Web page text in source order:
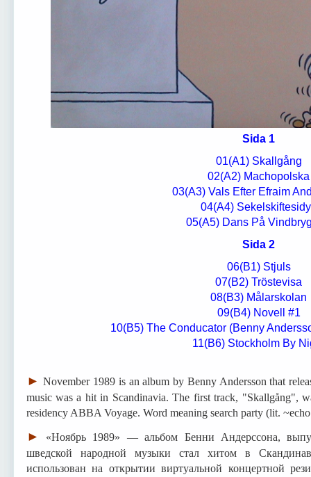
Sida 1
01(А1) Skallgång
02(А2) Machopolska
03(А3) Vals Efter Efraim
04(А4)
05(А5) Dans På
Sida 2
06(В1) Stjuls
07(В2) Tröstevisa
08(В3) Målarskolan
09(В4) Novell #1
10(В5) The Conducator (Benny
11(В6) Stockholm By
►November 1989 is an album by Benny Andersson that
music was a hit in Scandinavia. The first track, "Skallgång",
residency ABBA Voyage. Word meaning search party (lit.
►
«Ноябрь 1989» — альбом Бенни Андерссона,
шведской народной музыки стал хитом в
использован на открытии виртуальной концертной